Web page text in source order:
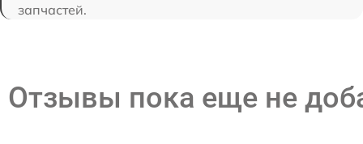
запчастей.
Отзывы пока еще не